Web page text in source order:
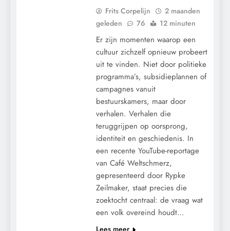
Frits Corpelijn
2 maanden
geleden
76 12 minuten
Er zijn momenten waarop een
cultuur zichzelf opnieuw probeert
uit te vinden. Niet door politieke
programma’s, subsidieplannen of
campagnes vanuit
bestuurskamers, maar door
verhalen. Verhalen die
teruggrijpen op oorsprong,
identiteit en geschiedenis. In
een recente YouTube-reportage
van Café Weltschmerz,
gepresenteerd door Rypke
Zeilmaker, staat precies die
zoektocht centraal: de vraag wat
een volk overeind houdt…
Lees meer